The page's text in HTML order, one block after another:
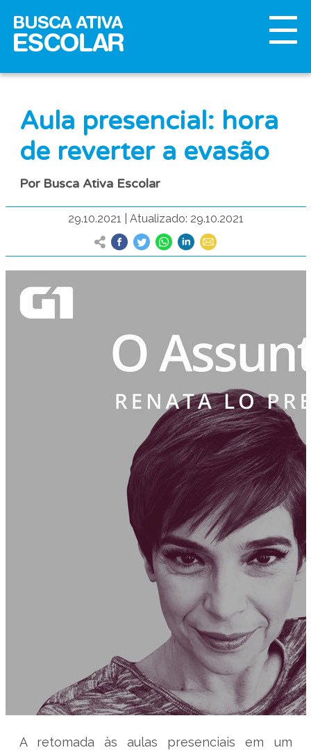
Aula presencial: hora
de reverter a evasão
Por Busca Ativa Escolar
29.10.2021 Atualizado: 29.10.2021
A retomada às aulas presenciais em um